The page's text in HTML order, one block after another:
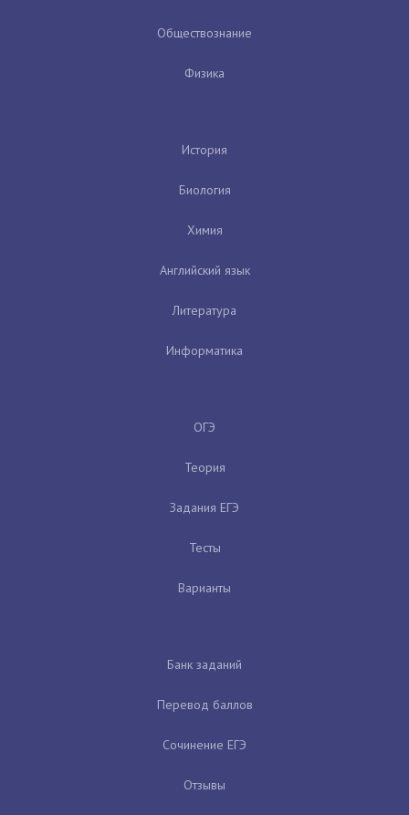
Обществознание
Физика
История
Биология
Химия
Английский язык
Литература
Информатика
ОГЭ
Теория
Задания ЕГЭ
Тесты
Варианты
Банк заданий
Перевод баллов
Сочинение ЕГЭ
Отзывы